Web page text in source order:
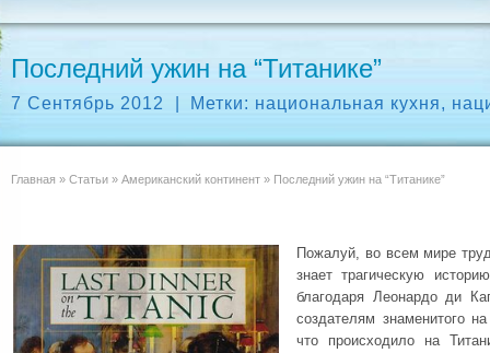
Последний ужин на “Титанике”
7 Сентябрь 2012 Метки: национальная кухня,
Главная » Статьи » Американский континент » Последний ужин на “Титанике”
Пожалуй, во всем мире
знает трагическую
благодаря Леонардо ди
создателям знаменитого
что происходило на